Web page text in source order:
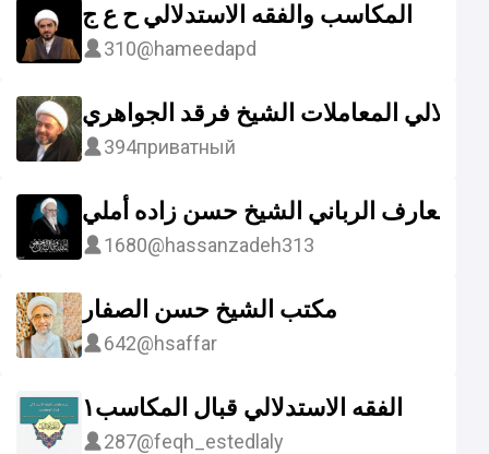
المكاسب والفقه الاستدلالي ح ع ج
310@hameedapd
المعاملات الشيخ فرقد الجواهري
394приватный
العارف الرباني الشيخ حسن زاده أملي
1680@hassanzadeh313
مكتب الشيخ حسن الصفار
642@hsaffar
الفقه الاستدلالي قبال المكاسب١
287@feqh_estedlaly